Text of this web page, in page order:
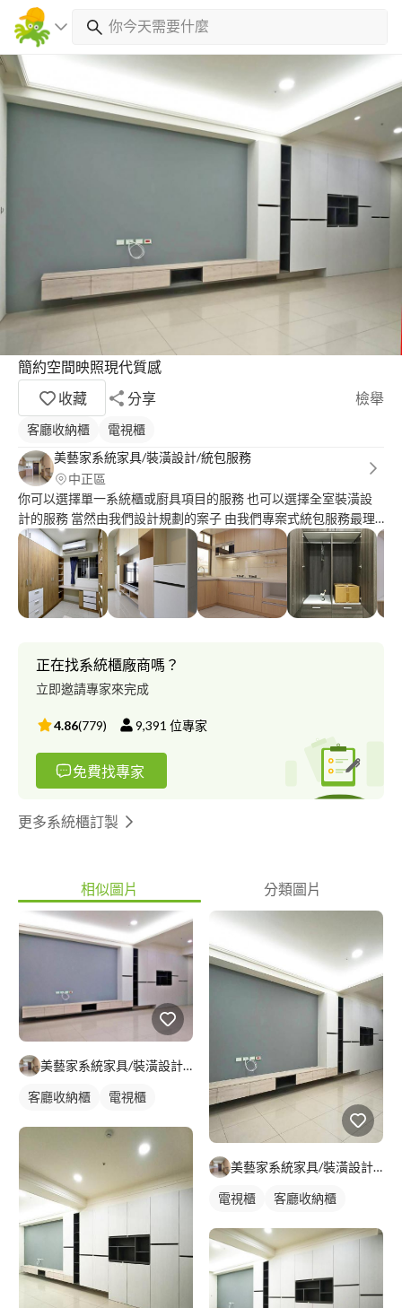
簡約空間映照現代質感
收藏
分享 檢舉
客廳收納櫃
電視櫃
美藝家系統家具/裝潢設計/統包服務
中正區
你可以選擇單一系統櫃或廚具項目的服務 也可以選擇全室裝潢設
計的服務 當然由我們設計規劃的案子 由我們專案式統包服務最理
想 公司成立10幾年來 一直秉持誠正信實的理念 還有源源不絕的熱
忱與專業 不斷的幫客戶解決他們遇到的問題 滿足居家空間的機能
需求 建構屬於全家人的幸福空間
正在找系統櫃廠商嗎？
立即邀請專家來完成
4.86(779) 9,391 位專家
免費找專家
更多系統櫃訂製
相似圖片 分類圖片
美藝家系統家具/裝潢設計/統包服務
客廳收納櫃 電視櫃
美藝家系統家具/裝潢設計/統包服務
電視櫃 客廳收納櫃